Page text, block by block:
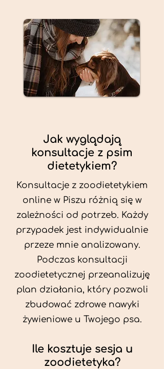
Jak wyglądają
konsultacje z psim
dietetykiem?
Konsultacje z zoodietetykiem
online w Piszu różnią się w
zależności od potrzeb. Każdy
przypadek jest indywidualnie
przeze mnie analizowany.
Podczas konsultacji
zoodietetycznej przeanalizuję
plan działania, który pozwoli
zbudować zdrowe nawyki
żywieniowe u Twojego psa.
Ile kosztuje sesja u
zoodietetyka?